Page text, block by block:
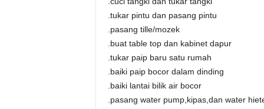
.tukar pintu dan pasang pintu
.pasang tille/mozek
.buat table top dan kabinet dapur
.tukar paip baru satu rumah
.baiki paip bocor dalam dinding
.baiki lantai bilik air bocor
.pasang water pump,kipas,dan water